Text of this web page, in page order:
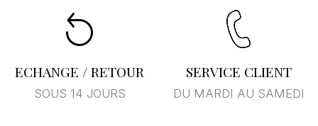
ECHANGE / RETOUR
SOUS 14 JOURS
SERVICE CLIENT
DU MARDI AU SAMEDI